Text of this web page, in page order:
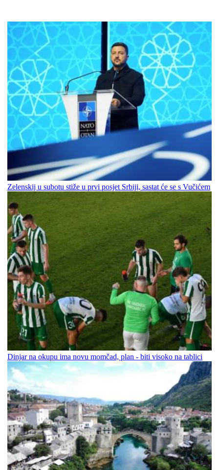
Zelenskij u subotu stiže u prvi posjet Srbiji, sastat će se s Vučićem
Dinjar na okupu ima novu momčad, plan - biti visoko na tablici